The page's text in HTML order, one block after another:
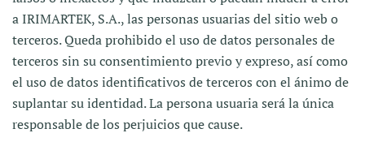
a IRIMARTEK, S.A., las personas usuarias del sitio web o
terceros. Queda prohibido el uso de datos personales de
terceros sin su consentimiento previo y expreso, así como
el uso de datos identificativos de terceros con el ánimo de
suplantar su identidad. La persona usuaria será la única
responsable de los perjuicios que cause.